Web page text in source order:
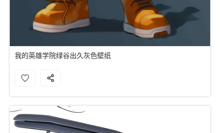
我的英雄学院绿谷出久灰色壁纸